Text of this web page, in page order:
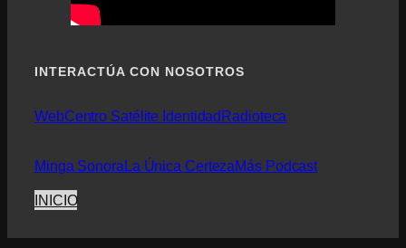
INTERACTÚA CON NOSOTROS
WebCentro Satélite Identidad Radioteca
Minga SonoraLa Única CertezaMás Podcast
INICIO